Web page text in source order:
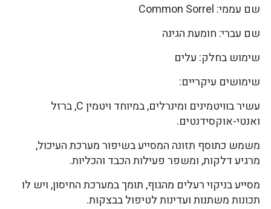
שם עממי: Common Sorrel
שם עברי: חומעת הגינה
שימוש בחלק: עלים
שימושים עיקריים:
עשיר בוויטמינים ומינרלים, במיוחד ויטמין C, ברזל
ואנטי-אוקסידנטים.
משמש כתוסף תזונה המסייע בשיפור מערכת העיכול,
מרגיע דלקות, ומשפר פעילות הכבד והכליות.
מסייע בניקוי רעלים מהגוף, תומך במערכת החיסון, ויש לו
תכונות משתנות ועדינות לטיפול בבצקות.